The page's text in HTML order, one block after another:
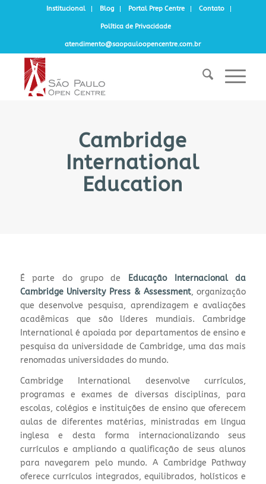
Institucional Blog Portal Prep Centre Contato
Política de Privacidade
atendimento@saopauloopencentre.com.br
Cambridge
International
Education
Éparte do grupo de
Educação Internacional da
Cambridge University Press & Assessment, organização
que desenvolve pesquisa, aprendizagem e avaliações
acadêmicas que são líderes mundiais. Cambridge
International é apoiada por departamentos de ensino e
pesquisa da universidade de Cambridge, uma das mais
renomadas universidades do mundo.
Cambridge International desenvolve currículos,
programas e exames de diversas disciplinas, para
escolas, colégios e instituições de ensino que oferecem
aulas de diferentes matérias, ministradas em língua
inglesa e desta forma internacionalizando seus
currículos e ampliando a qualificação de seus alunos
para navegarem pelo mundo. A Cambridge Pathway
oferece currículos integrados, equilibrados, holísticos e